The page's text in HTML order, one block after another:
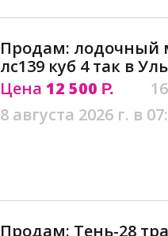
Продам: лодочный
лс139 куб 4 так в
Цена 12 500 Р.
8 августа 2026 г. в
Продам: Тень-28